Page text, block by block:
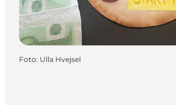
Foto: Ulla Hvejsel